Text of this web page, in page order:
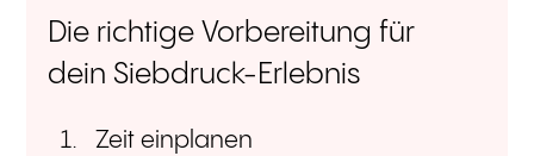
Die richtige Vorbereitung für
dein Siebdruck-Erlebnis
Zeit einplanen